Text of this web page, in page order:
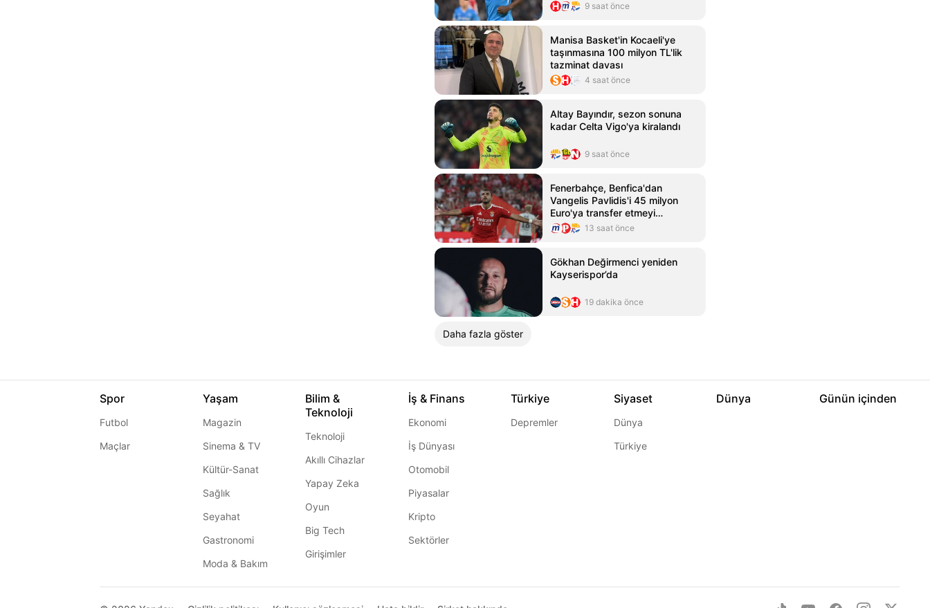
9 saat önce
Manisa Basket'in Kocaeli'ye
taşınmasına 100 milyon TL'lik
tazminat davası
4 saat önce
Altay Bayındır, sezon sonuna
kadar Celta Vigo'ya kiralandı
9 saat önce
Fenerbahçe, Benfica'dan
Vangelis Pavlidis'i 45 milyon
Euro'ya transfer etmeyi
planlıyor13 saat önce
Gökhan Değirmenci yeniden
Kayserispor’da
19 dakika önce
Daha fazla göster
Spor
Futbol
Maçlar
Yaşam
Magazin
Sinema & TV
Kültür-Sanat
Sağlık
Seyahat
Gastronomi
Moda & Bakım
Bilim &
Teknoloji
Teknoloji
Akıllı Cihazlar
Yapay Zeka
Oyun
Big Tech
Girişimler
İş & Finans
Ekonomi
İş Dünyası
Otomobil
Piyasalar
Kripto
Sektörler
Türkiye
Depremler
Siyaset
Dünya
Türkiye
Dünya Günün içinden